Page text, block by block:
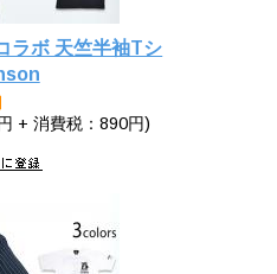
ラボ 天竺半袖Tシ
+ 消費税：890円)